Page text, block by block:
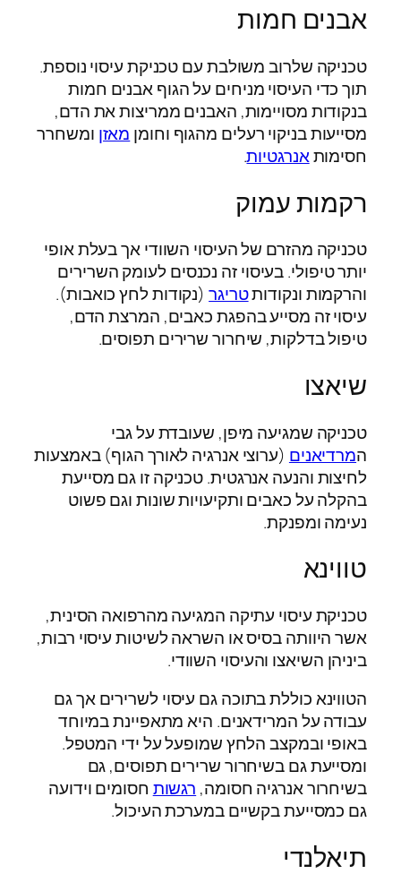
אבנים חמות
טכניקה שלרוב משולבת עם טכניקת עיסוי נוספת.
תוך כדי העיסוי מניחים על הגוף אבנים חמות
בנקודות מסויימות, האבנים ממריצות את הדם,
מסייעות בניקוי רעלים מהגוף וחומן מאזן ומשחרר
חסימותאנרגטיות.
רקמות עמוק
טכניקה מהזרם של העיסוי השוודי אך בעלת אופי
יותר טיפולי. בעיסוי זה נכנסים לעומק השרירים
והרקמות ונקודותטריגר(נקודות לחץ כואבות).
עיסוי זה מסייע בהפגת כאבים, המרצת הדם,
טיפול בדלקות, שיחרור שרירים תפוסים.
שיאצו
טכניקה שמגיעה מיפן, שעובדת על גבי
המרדיאנים (ערוצי אנרגיה לאורך הגוף) באמצעות
לחיצות והנעה אנרגטית. טכניקה זו גם מסייעת
בהקלה על כאבים ותקיעויות שונות וגם פשוט
נעימה ומפנקת.
טווינא
טכניקת עיסוי עתיקה המגיעה מהרפואה הסינית,
אשר היוותה בסיס או השראה לשיטות עיסוי רבות,
ביניהן השיאצו והעיסוי השוודי.
הטווינא כוללת בתוכה גם עיסוי לשרירים אך גם
עבודה על המרידאנים. היא מתאפיינת במיוחד
באופי ובמקצב הלחץ שמופעל על ידי המטפל.
ומסייעת גם בשיחרור שרירים תפוסים, גם
בשיחרור אנרגיה חסומה, רגשות חסומים וידועה
גם כמסייעת בקשיים במערכת העיכול.
תיאלנדי